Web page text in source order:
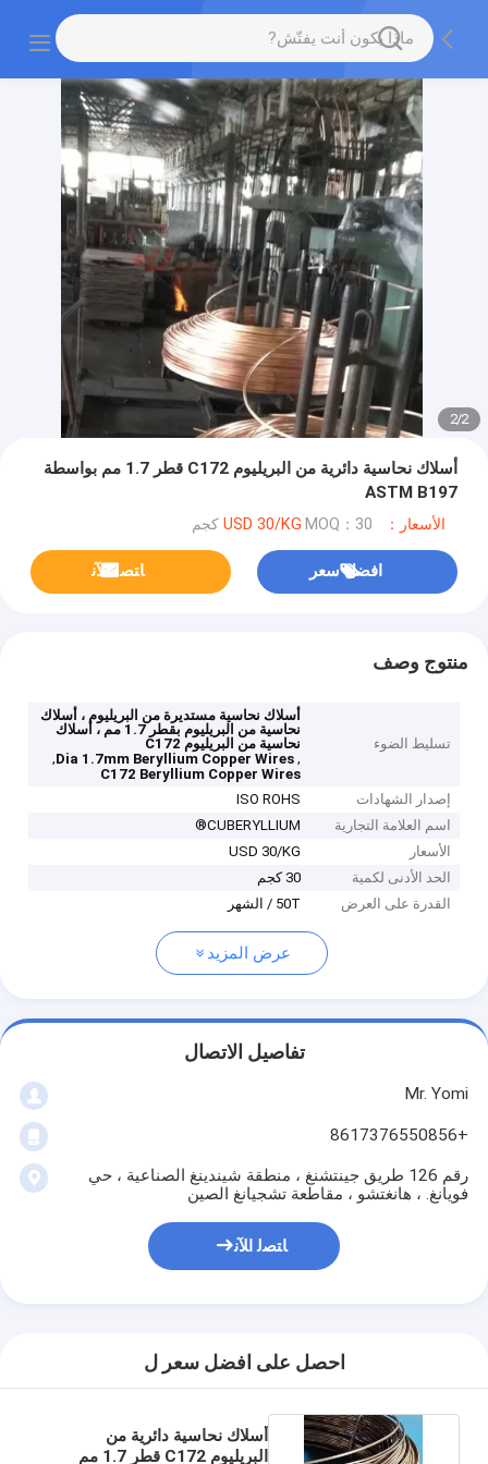
2
/
2
أسلاك نحاسية دائرية من البريليوم C172 قطر 1.7 مم بواسطة
ASTM B197
الأسعار：USD 30/KG MOQ：30 كجم
افضل سعر ﺎﺘﺼﻟ ﺍﻶﻧ
منتوج وصف
تسليط الضوء
أسلاك نحاسية مستديرة من البريليوم ، أسلاك
نحاسية من البريليوم بقطر 1.7 مم ، أسلاك
نحاسية من البريليوم C172
,
Dia 1.7mm Beryllium Copper Wires
,
C172 Beryllium Copper Wires
إصدار الشهادات
ISO ROHS
اسم العلامة التجارية
CUBERYLLIUM®
الأسعار
USD 30/KG
الحد الأدنى لكمية
30 كجم
القدرة على العرض
50T / الشهر
عرض المزيد
تفاصيل الاتصال
Mr. Yomi
+8617376550856
رقم 126 طريق جينتشنغ ، منطقة شيندينغ الصناعية ، حي
فويانغ. ، هانغتشو ، مقاطعة تشجيانغ الصين
ﺎﺘﺼﻟ ﺍﻶﻧ
احصل على افضل سعر ل
أسلاك نحاسية دائرية من
البريليوم C172 قطر 1.7 مم